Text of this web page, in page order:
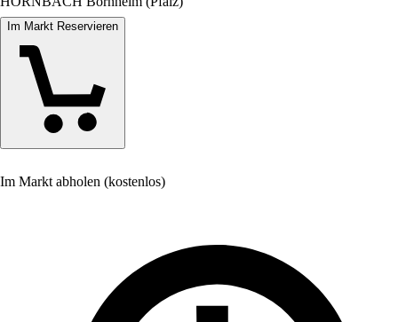
Im Markt Reservieren
Im Markt abholen (kostenlos)